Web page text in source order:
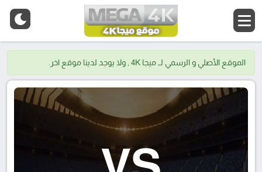
الموقع الأصلي و الرسمي لــ ميجا 4K , ولا يوجد لدينا موقع اخر.